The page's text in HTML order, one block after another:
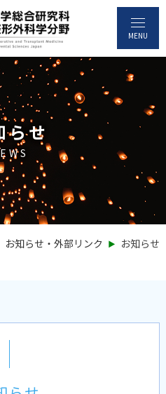
MENU
らせ
お知らせ・外部リンク ‣ お知らせ